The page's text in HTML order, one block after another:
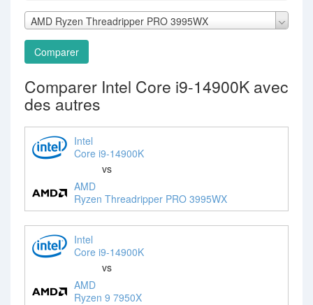
AMD Ryzen Threadripper PRO 3995WX
Comparer
Comparer Intel Core i9-14900K avec
des autres
Intel
Core i9-14900K
vs
AMD
Ryzen Threadripper PRO 3995WX
Intel
Core i9-14900K
vs
AMD
Ryzen 9 7950X